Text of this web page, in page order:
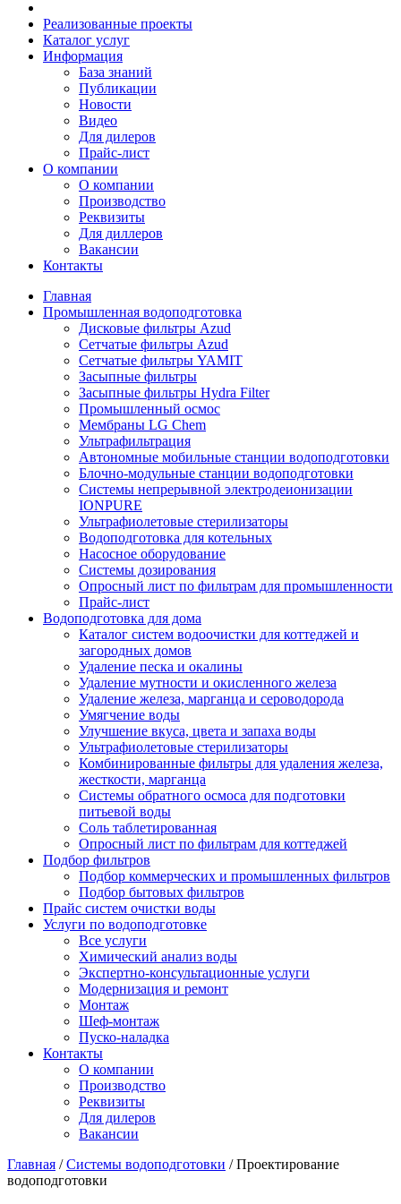
Реализованные проекты
Каталог услуг
Информация
База знаний
Публикации
Новости
Видео
Для дилеров
Прайс-лист
О компании
О компании
Производство
Реквизиты
Для диллеров
Вакансии
Контакты
Главная
Промышленная водоподготовка
Дисковые фильтры Azud
Сетчатые фильтры Azud
Сетчатые фильтры YAMIT
Засыпные фильтры
Засыпные фильтры Hydra Filter
Промышленный осмос
Мембраны LG Chem
Ультрафильтрация
Автономные мобильные станции водоподготовки
Блочно-модульные станции водоподготовки
Системы непрерывной электродеионизации
IONPURE
Ультрафиолетовые стерилизаторы
Водоподготовка для котельных
Насосное оборудование
Системы дозирования
Опросный лист по фильтрам для промышленности
Прайс-лист
Водоподготовка для дома
Каталог систем водоочистки для коттеджей и
загородных домов
Удаление песка и окалины
Удаление мутности и окисленного железа
Удаление железа, марганца и сероводорода
Умягчение воды
Улучшение вкуса, цвета и запаха воды
Ультрафиолетовые стерилизаторы
Комбинированные фильтры для удаления железа,
жесткости, марганца
Системы обратного осмоса для подготовки
питьевой воды
Соль таблетированная
Опросный лист по фильтрам для коттеджей
Подбор фильтров
Подбор коммерческих и промышленных фильтров
Подбор бытовых фильтров
Прайс систем очистки воды
Услуги по водоподготовке
Все услуги
Химический анализ воды
Экспертно-консультационные услуги
Модернизация и ремонт
Монтаж
Шеф-монтаж
Пуско-наладка
Контакты
О компании
Производство
Реквизиты
Для дилеров
Вакансии
Главная /Системы водоподготовки /Проектирование
водоподготовки